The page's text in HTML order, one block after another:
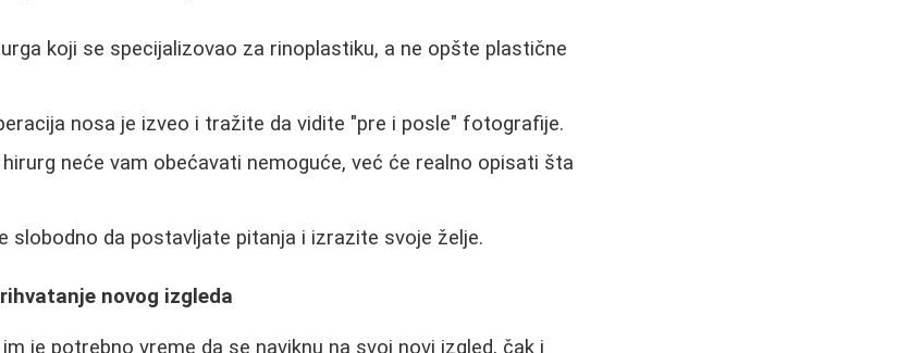
koji se specijalizovao za rinoplastiku, a ne opšte plastične
nosa je izveo i tražite da vidite "pre i posle" fotografije.
hirurg neće vam obećavati nemoguće, već će realno opisati šta
slobodno da postavljate pitanja i izrazite svoje želje.
novog izgleda
je potrebno vreme da se naviknu na svoj novi izgled, čak i